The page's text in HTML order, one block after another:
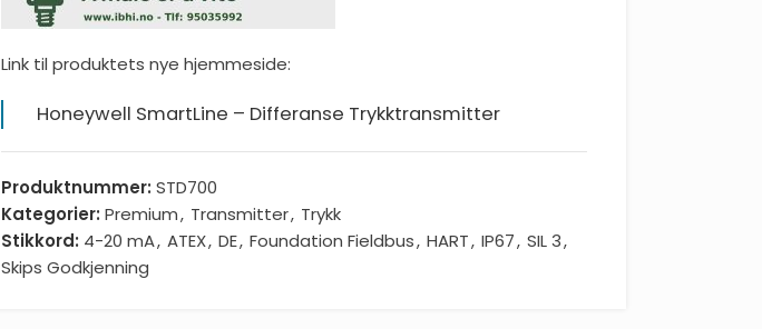
Link til produktets nye hjemmeside:
Honeywell SmartLine – Differanse Trykktransmitter
Produktnummer: STD700
Kategorier: Premium, Transmitter, Trykk
Stikkord: 4-20 mA, ATEX, DE, Foundation Fieldbus, HART, IP67, SIL 3,
Skips Godkjenning